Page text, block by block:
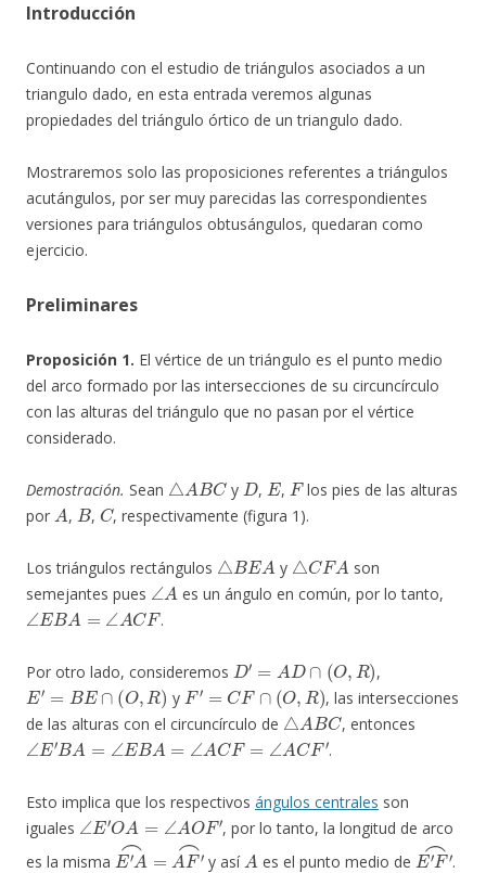
Introducción
Continuando con el estudio de triángulos asociados a un
triangulo dado, en esta entrada veremos algunas
propiedades del triángulo órtico de un triangulo dado.
Mostraremos solo las proposiciones referentes a triángulos
acutángulos, por ser muy parecidas las correspondientes
versiones para triángulos obtusángulos, quedaran como
ejercicio.
Preliminares
Proposición 1. El vértice de un triángulo es el punto medio
del arco formado por las intersecciones de su circuncírculo
con las alturas del triángulo que no pasan por el vértice
considerado.
Demostración. Sean
△ ABC
y
D
,
E
,
F
los pies de las alturas
por
A
,
B
,
C
, respectivamente (figura 1).
Los triángulos rectángulos
△ BEA
y
△ CFA
son
semejantes pues
∠A
es un ángulo en común, por lo tanto,
∠EBA=∠ACF
.
Por otro lado, consideremos
D′= D∩( R )
,
E′= BE∩(O,R)
y
F′=CF∩(O R)
, las intersecciones
de las alturas con el circuncírculo de
△ABC
, entonces
∠E′BA=∠EBA=∠ ACF=∠ACF ′
.
Esto implica que los respectivos ángulos centrales son
iguales
∠E′OA=∠AOF′
, por lo tanto, la longitud de arco
es la misma
E′A⌢ F′⌢
y así
A
es el punto medio de
E′F′⌢
.